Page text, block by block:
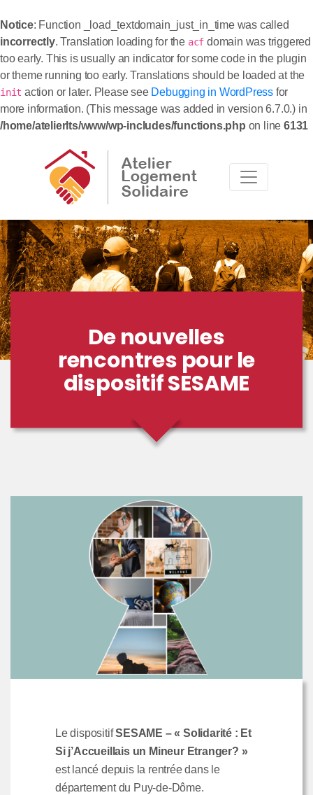
Notice: Function _load_textdomain_just_in_time was called
incorrectly. Translation loading for the acf domain was triggered
too early. This is usually an indicator for some code in the plugin
or theme running too early. Translations should be loaded at the
init action or later. Please see Debugging in WordPress for
more information. (This message was added in version 6.7.0.) in
/home/atelierlts/www/wp-includes/functions.php on line6131
De nouvelles
rencontres pour le
dispositif SESAME
Le dispositifSESAME – « Solidarité : Et
Si j’Accueillais un Mineur Etranger? »
est lancé depuis la rentrée dans le
département du Puy-de-Dôme.